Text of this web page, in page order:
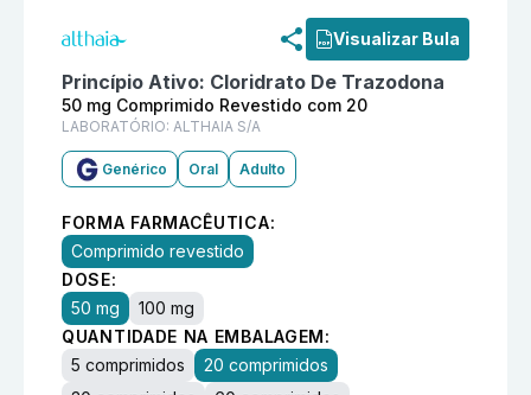
Visualizar Bula
Princípio Ativo: Cloridrato De Trazodona
50 mg Comprimido Revestido com 20
LABORATÓRIO: ALTHAIA S/A
Genérico Oral Adulto
FORMA FARMACÊUTICA:
Comprimido revestido
DOSE:
50 mg
100 mg
QUANTIDADE NA EMBALAGEM:
5 comprimidos
20 comprimidos